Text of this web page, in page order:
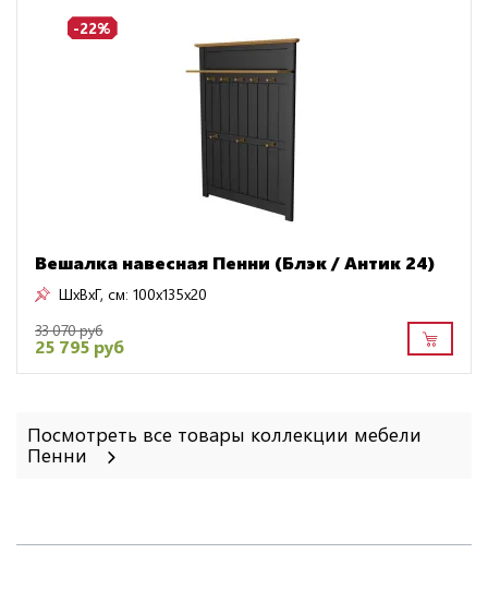
-22%
Вешалка навесная Пенни (Блэк / Антик 24)
ШxВxГ, см: 100x135x20
33 070 руб
25 795 руб
Посмотреть все товары коллекции мебели
Пенни